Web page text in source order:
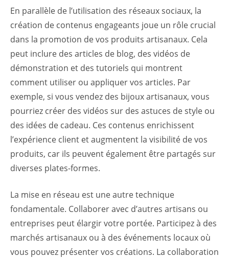
En parallèle de l’utilisation des réseaux sociaux, la
création de contenus engageants joue un rôle crucial
dans la promotion de vos produits artisanaux. Cela
peut inclure des articles de blog, des vidéos de
démonstration et des tutoriels qui montrent
comment utiliser ou appliquer vos articles. Par
exemple, si vous vendez des bijoux artisanaux, vous
pourriez créer des vidéos sur des astuces de style ou
des idées de cadeau. Ces contenus enrichissent
l’expérience client et augmentent la visibilité de vos
produits, car ils peuvent également être partagés sur
diverses plates-formes.
La mise en réseau est une autre technique
fondamentale. Collaborer avec d’autres artisans ou
entreprises peut élargir votre portée. Participez à des
marchés artisanaux ou à des événements locaux où
vous pouvez présenter vos créations. La collaboration